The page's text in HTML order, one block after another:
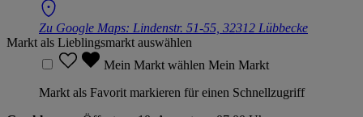
Zu Google Maps: Lindenstr. 51-55, 32312 Lübbecke
Markt als Lieblingsmarkt auswählen
Mein Markt wählen Mein Markt
Markt als Favorit markieren für einen Schnellzugriff